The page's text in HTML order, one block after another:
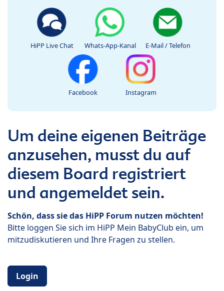
HiPP Live Chat Whats-App-Kanal E-Mail / Telefon
Facebook Instagram
Um deine eigenen Beiträge
anzusehen, musst du auf
diesem Board registriert
und angemeldet sein.
Schön, dass sie das HiPP Forum nutzen möchten!
Bitte loggen Sie sich im HiPP Mein BabyClub ein, um
mitzudiskutieren und Ihre Fragen zu stellen.
Login